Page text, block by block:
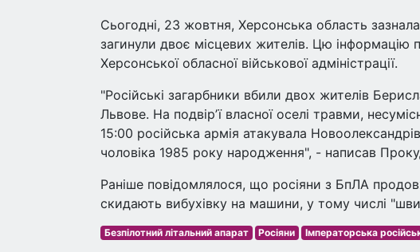
Сьогодні, 23 жовтня, Херсонська область
загинули двоє місцевих жителів. Цю інформацію
Херсонської обласної військової адміністрації.
"Російські загарбники вбили двох жителів
Львове. На подвірʼї власної оселі травми,
15:00 російська армія атакувала
чоловіка 1985 року народження", - написав
Раніше повідомлялося, що росіяни з БпЛА
скидають вибухівку на машини, у тому числі
Безпілотний літальний апарат Росіяни Імператорська